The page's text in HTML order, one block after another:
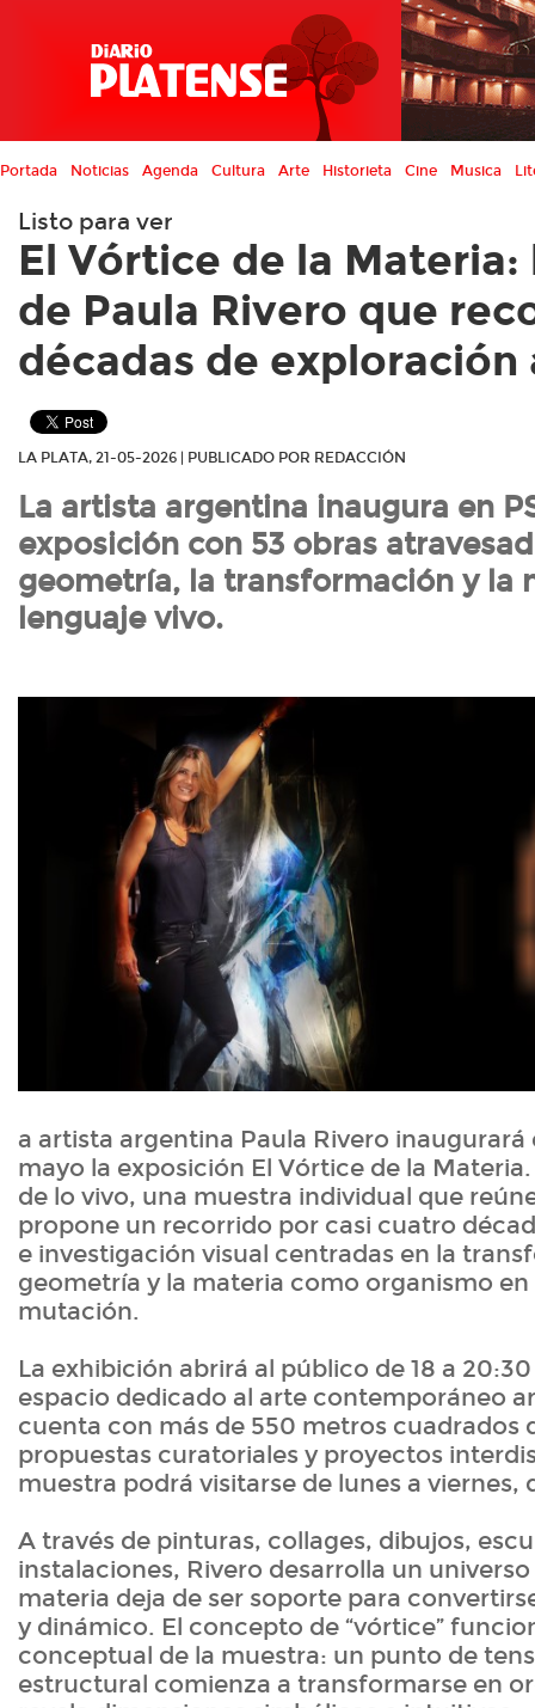
Portada Noticias Agenda Cultura Arte Historieta Cine Musica
Listo para ver
El Vórtice de la Materia:
de Paula Rivero que
décadas de
LA PLATA, 21-05-2026 | PUBLICADO POR REDACCIÓN
La artista argentina inaugura en
exposición con 53 obras
geometría, la transformación y la
lenguaje vivo.
a artista argentina Paula Rivero inaugurará
mayo la exposición El Vórtice de la
de lo vivo, una muestra individual que
propone un recorrido por casi cuatro
e investigación visual centradas en la
geometría y la materia como organismo
mutación.
La exhibición abrirá al público de 18 a 20:30
espacio dedicado al arte contemporáneo
cuenta con más de 550 metros cuadrados
propuestas curatoriales y proyectos
muestra podrá visitarse de lunes a viernes,
A través de pinturas, collages, dibujos,
instalaciones, Rivero desarrolla un
materia deja de ser soporte para
y dinámico. El concepto de “vórtice”
conceptual de la muestra: un punto de
estructural comienza a transformarse en